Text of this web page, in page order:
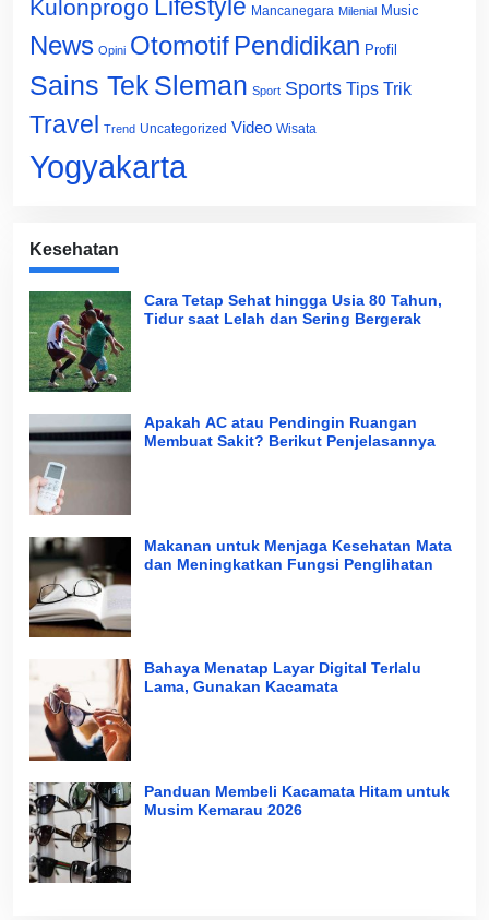
Kulonprogo Lifestyle Mancanegara Milenial Music
News Opini Otomotif Pendidikan Profil
Sains Tek Sleman Sport Sports Tips Trik
Travel Trend Uncategorized Video Wisata
Yogyakarta
Kesehatan
Cara Tetap Sehat hingga Usia 80 Tahun,
Tidur saat Lelah dan Sering Bergerak
Apakah AC atau Pendingin Ruangan
Membuat Sakit? Berikut Penjelasannya
Makanan untuk Menjaga Kesehatan Mata
dan Meningkatkan Fungsi Penglihatan
Bahaya Menatap Layar Digital Terlalu
Lama, Gunakan Kacamata
Panduan Membeli Kacamata Hitam untuk
Musim Kemarau 2026